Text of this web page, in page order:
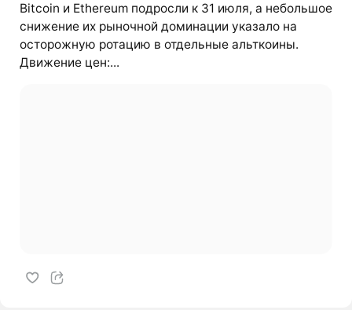
Bitcoin и Ethereum подросли к 31 июля, а небольшое
снижение их рыночной доминации указало на
осторожную ротацию в отдельные альткоины.
Движение цен:...